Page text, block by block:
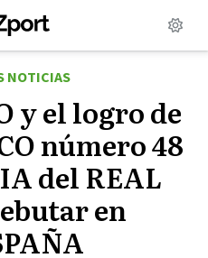
NOTICIAS
y el logro de
número 48
del REAL
en